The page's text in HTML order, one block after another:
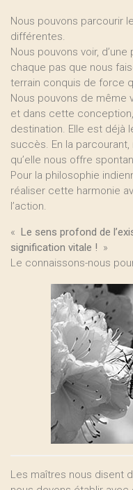
Nous pouvons parcourir
différentes.
Nous pouvons voir,
chaque pas que nous
terrain conquis de force
Nous pouvons de même
et dans cette
destination. Elle est déjà
succès. En la
qu’elle nous offre
Pour la philosophie
réaliser cette harmonie
l’action.
« Le sens profond de
signification vitale ! »
Le connaissons-nous
Les maîtres nous disent